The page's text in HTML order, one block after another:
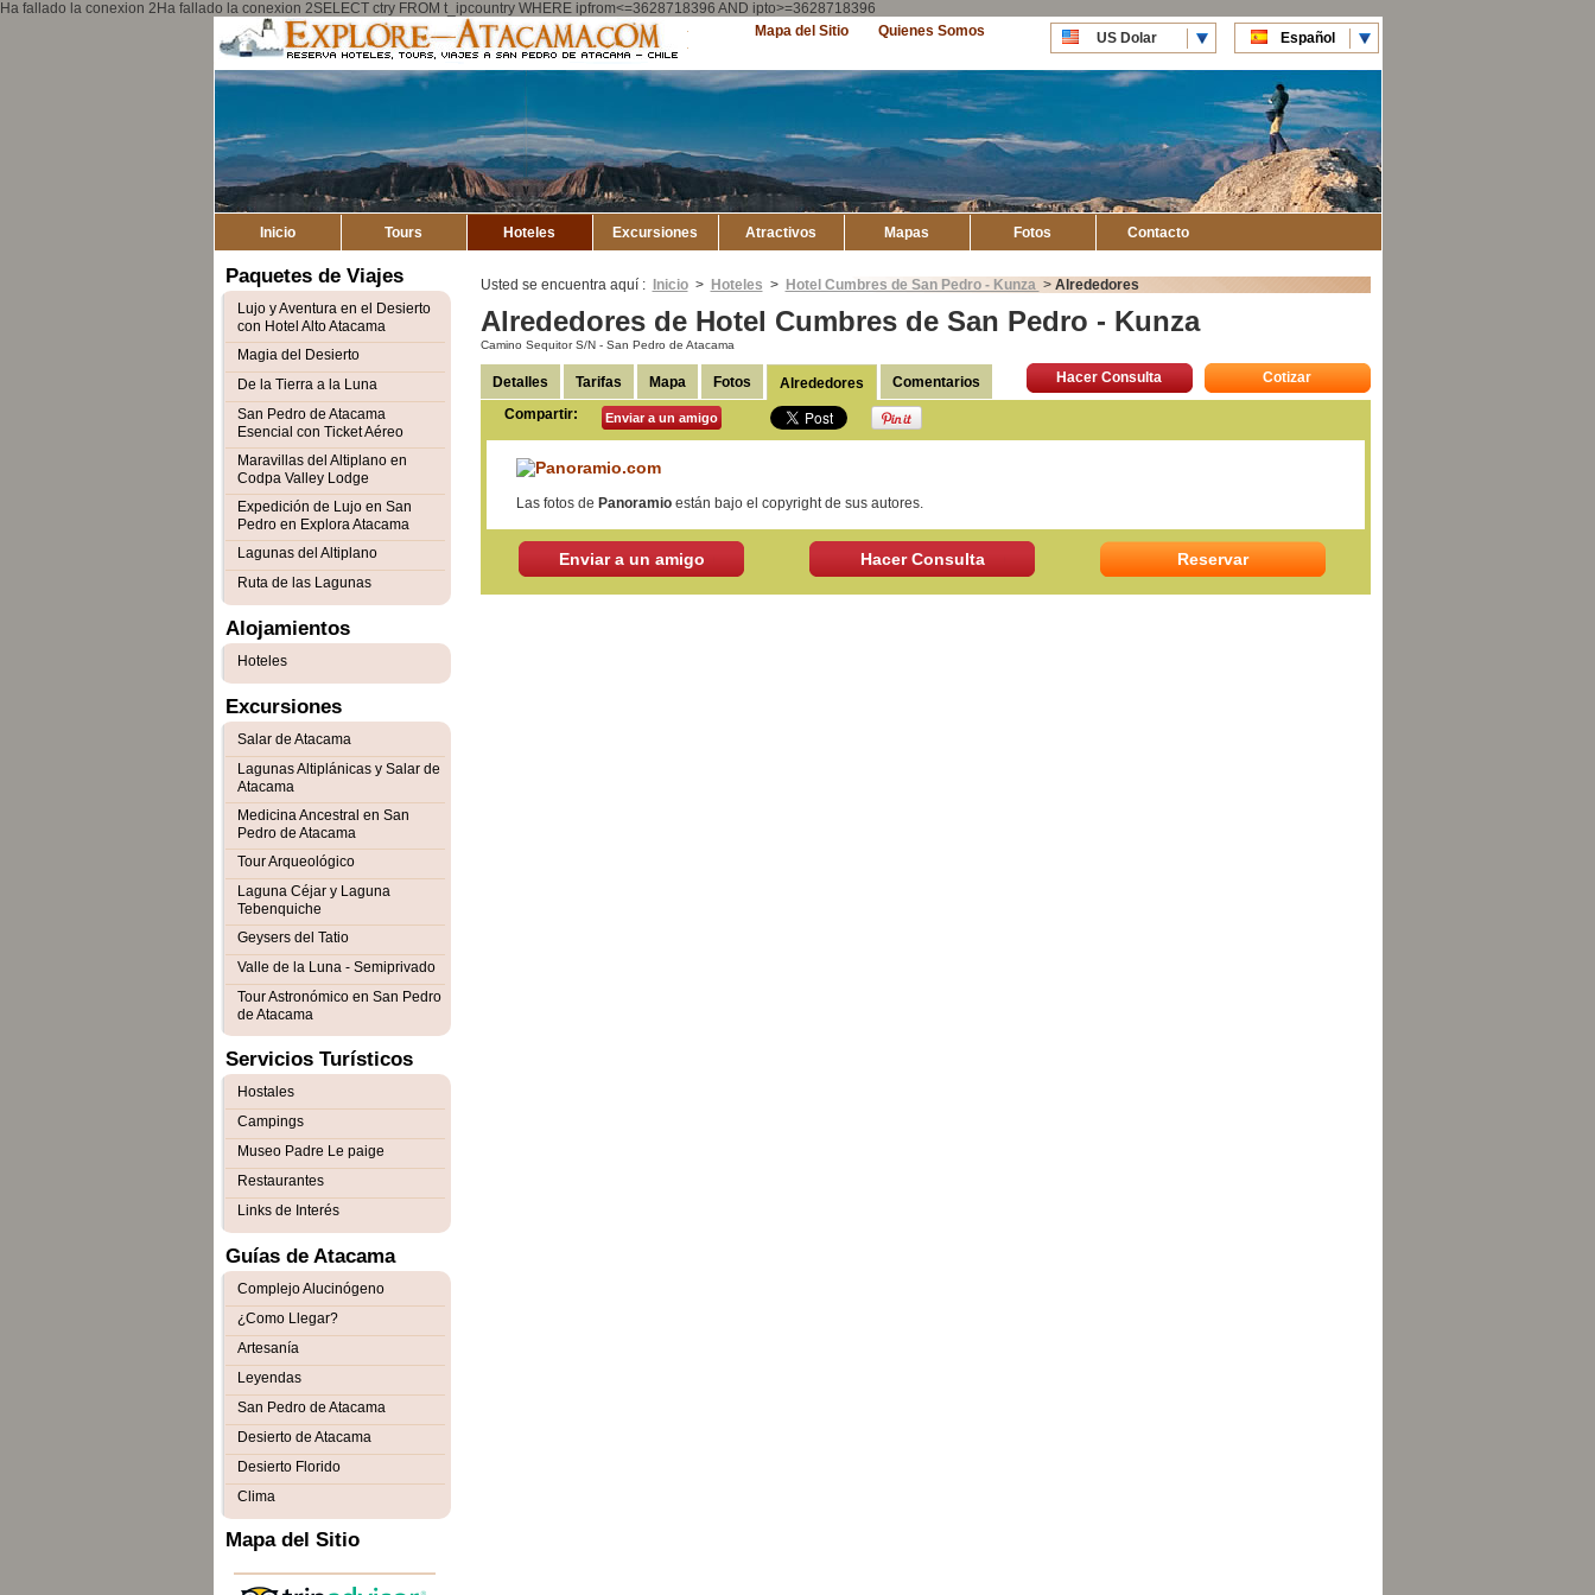
Ha fallado la conexion 2Ha fallado la conexion 2SELECT ctry FROM t_ipcountry WHERE ipfrom<=3628718396 AND ipto>=3628718396
US Dolar
CLP Pesos
Español
English
Quienes Somos
Mapa del Sitio
Inicio Tours Hoteles Excursiones Atractivos Mapas Fotos Contacto
Usted se encuentra aquí : Inicio > Hoteles > Hotel Cumbres de San Pedro - Kunza > Alrededores
Alrededores de Hotel Cumbres de San Pedro - Kunza
Camino Sequitor S/N - San Pedro de Atacama
Cotizar
Hacer Consulta
Detalles Tarifas Mapa Fotos Alrededores
Comentarios
Compartir:
Enviar a un amigo
Las fotos de Panoramioestán bajo el copyright de sus autores.
Enviar a un amigo Hacer Consulta Reservar
Paquetes de Viajes
Lujo y Aventura en el Desierto
con Hotel Alto Atacama
Magia del Desierto
De la Tierra a la Luna
San Pedro de Atacama
Esencial con Ticket Aéreo
Maravillas del Altiplano en
Codpa Valley Lodge
Expedición de Lujo en San
Pedro en Explora Atacama
Lagunas del Altiplano
Ruta de las Lagunas
Alojamientos
Hoteles
Excursiones
Salar de Atacama
Lagunas Altiplánicas y Salar de
Atacama
Medicina Ancestral en San
Pedro de Atacama
Tour Arqueológico
Laguna Céjar y Laguna
Tebenquiche
Geysers del Tatio
Valle de la Luna - Semiprivado
Tour Astronómico en San Pedro
de Atacama
Servicios Turísticos
Hostales
Campings
Museo Padre Le paige
Restaurantes
Links de Interés
Guías de Atacama
Complejo Alucinógeno
¿Como Llegar?
Artesanía
Leyendas
San Pedro de Atacama
Desierto de Atacama
Desierto Florido
Clima
Mapa del Sitio